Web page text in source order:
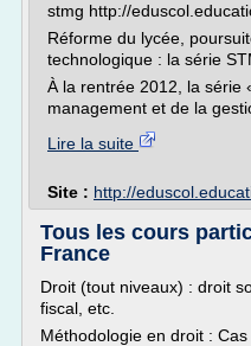
stmg http://
Réforme du lycée,
technologique : la série
À la rentrée 2012, la série
management et de la
Lire la suite
Site : http://
Tous les cours
France
Droit (tout niveaux) : droit
fiscal, etc.
Méthodologie en droit :